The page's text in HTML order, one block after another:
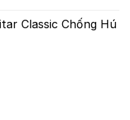
Classic Chống Hú